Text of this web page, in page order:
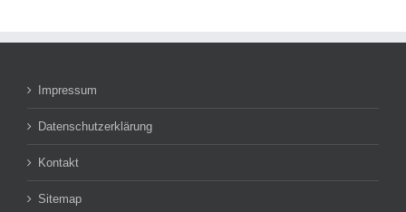
Impressum
Datenschutzerklärung
Kontakt
Sitemap